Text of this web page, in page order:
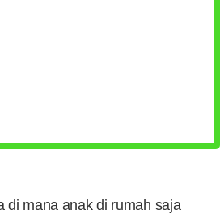
di mana anak di rumah saja